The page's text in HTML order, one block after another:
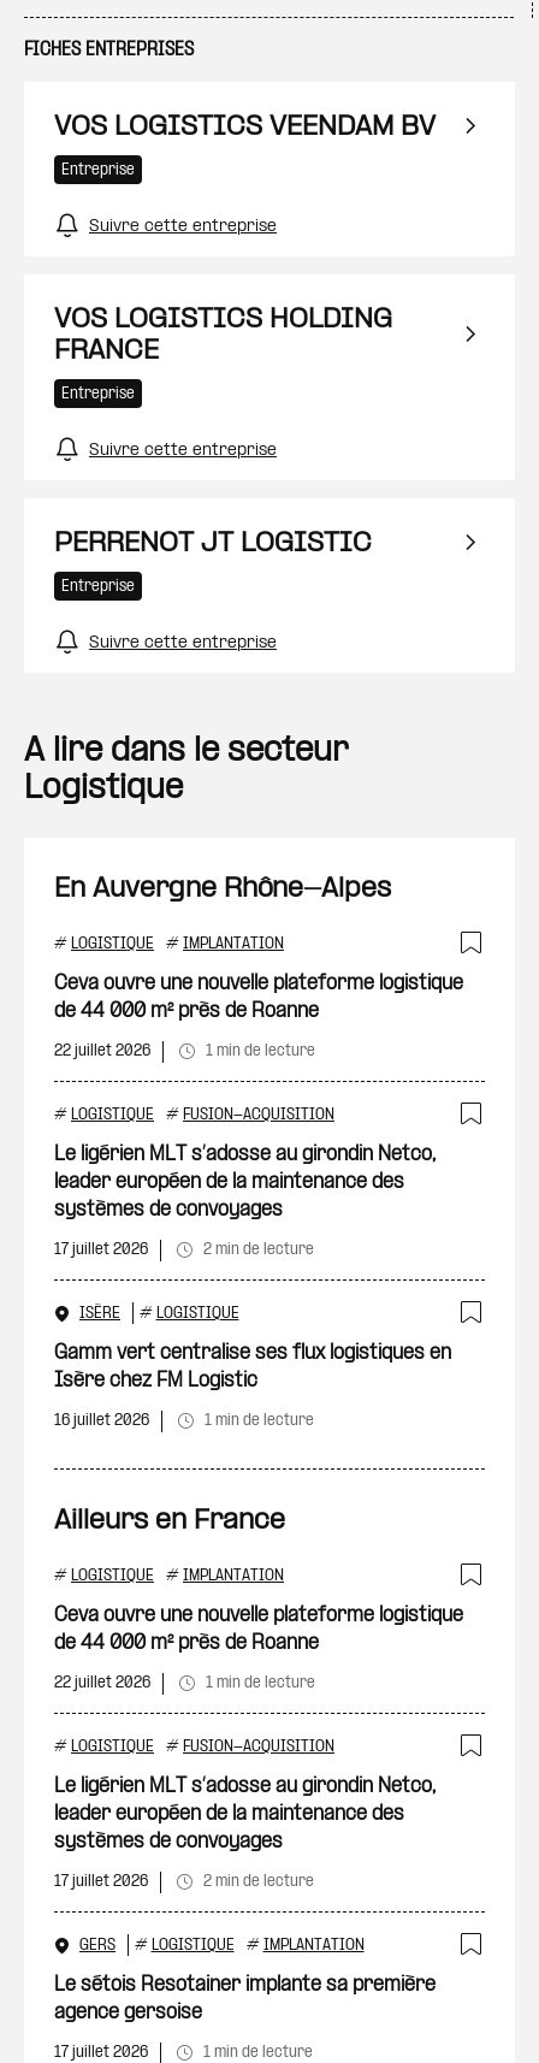
FICHES ENTREPRISES
VOS LOGISTICS VEENDAM BV
Entreprise
Suivre cette entreprise
VOS LOGISTICS HOLDING
FRANCE
Entreprise
Suivre cette entreprise
PERRENOT JT LOGISTIC
Entreprise
Suivre cette entreprise
A lire dans le secteur
Logistique
En Auvergne Rhône-Alpes
# LOGISTIQUE # IMPLANTATION
Ceva ouvre une nouvelle plateforme logistique
de 44 000 m² près de Roanne
22 juillet 2026 1 min de lecture
# LOGISTIQUE # FUSION-ACQUISITION
Le ligérien MLT s’adosse au girondin Netco,
leader européen de la maintenance des
systèmes de convoyages
17 juillet 2026 2 min de lecture
ISÈRE # LOGISTIQUE
Gamm vert centralise ses flux logistiques en
Isère chez FM Logistic
16 juillet 2026 1 min de lecture
Ailleurs en France
# LOGISTIQUE # IMPLANTATION
Ceva ouvre une nouvelle plateforme logistique
de 44 000 m² près de Roanne
22 juillet 2026 1 min de lecture
# LOGISTIQUE # FUSION-ACQUISITION
Le ligérien MLT s’adosse au girondin Netco,
leader européen de la maintenance des
systèmes de convoyages
17 juillet 2026 2 min de lecture
GERS # LOGISTIQUE # IMPLANTATION
Le sétois Resotainer implante sa première
agence gersoise
17 juillet 2026 1 min de lecture